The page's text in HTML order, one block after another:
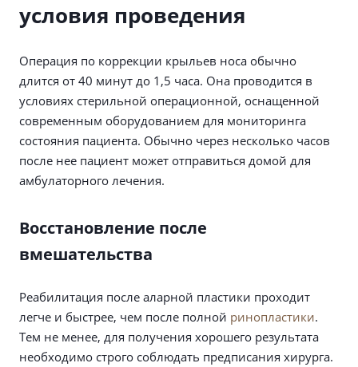
условия проведения
Операция по коррекции крыльев носа обычно
длится от 40 минут до 1,5 часа. Она проводится в
условиях стерильной операционной, оснащенной
современным оборудованием для мониторинга
состояния пациента. Обычно через несколько часов
после нее пациент может отправиться домой для
амбулаторного лечения.
Восстановление после
вмешательства
Реабилитация после аларной пластики проходит
легче и быстрее, чем после полной ринопластики.
Тем не менее, для получения хорошего результата
необходимо строго соблюдать предписания хирурга.